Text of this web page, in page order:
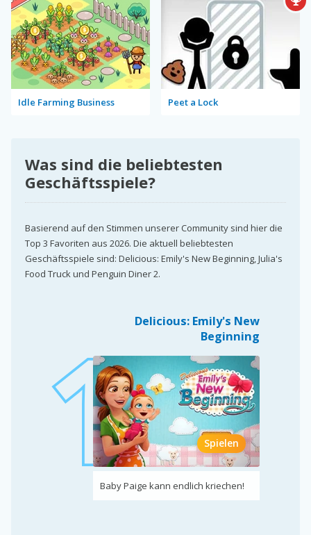
Idle Farming Business Peet a Lock
Was sind die beliebtesten
Geschäftsspiele?
Basierend auf den Stimmen unserer Community sind hier die
Top 3 Favoriten aus 2026. Die aktuell beliebtesten
Geschäftsspiele sind: Delicious: Emily's New Beginning, Julia's
Food Truck und Penguin Diner 2.
Delicious: Emily's New
Beginning
Spielen
Baby Paige kann endlich kriechen!